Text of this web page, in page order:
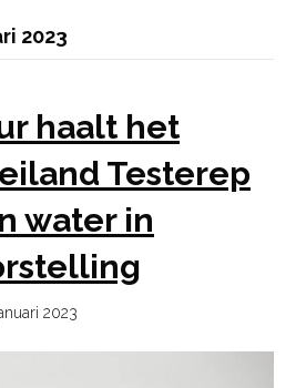
2023
haalt het
Testerep
water in
2023